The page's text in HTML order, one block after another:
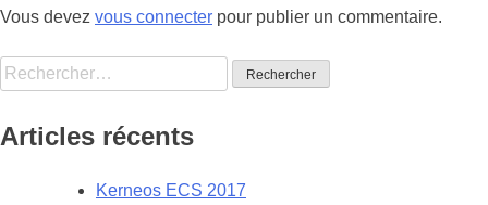
Vous devez vous connecter pour publier un commentaire.
Rechercher :
Articles récents
Kerneos ECS 2017